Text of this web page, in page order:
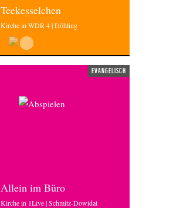
Teekesselchen
Kirche in WDR 4 | Döhling
evangelisch
Allein im Büro
Kirche in 1Live | Schmitz-Dowidat